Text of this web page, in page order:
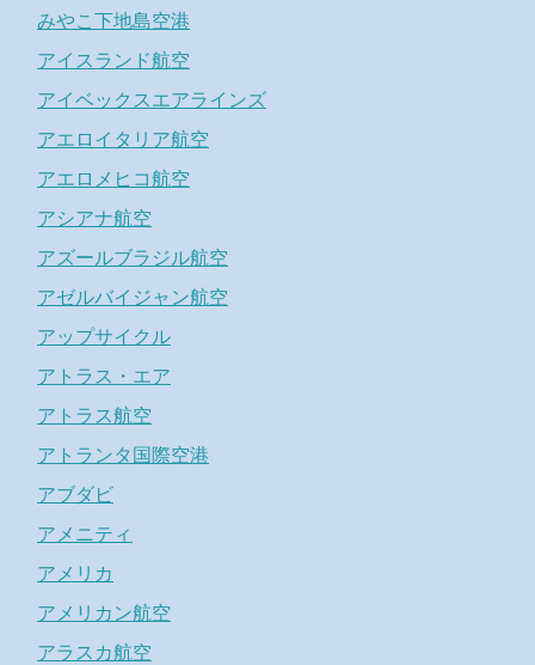
みやこ下地島空港
アイスランド航空
アイベックスエアラインズ
アエロイタリア航空
アエロメヒコ航空
アシアナ航空
アズールブラジル航空
アゼルバイジャン航空
アップサイクル
アトラス・エア
アトラス航空
アトランタ国際空港
アブダビ
アメニティ
アメリカ
アメリカン航空
アラスカ航空